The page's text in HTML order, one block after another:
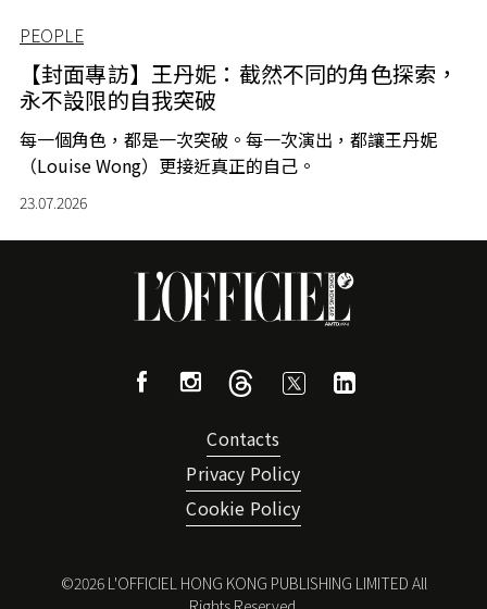
PEOPLE
【封面專訪】王丹妮：截然不同的角色探索，
永不設限的自我突破
每一個角色，都是一次突破。每一次演出，都讓王丹妮
（Louise Wong）更接近真正的自己。
23.07.2026
Contacts
Privacy Policy
Cookie Policy
©2026L'OFFICIEL HONG KONG PUBLISHING LIMITED All